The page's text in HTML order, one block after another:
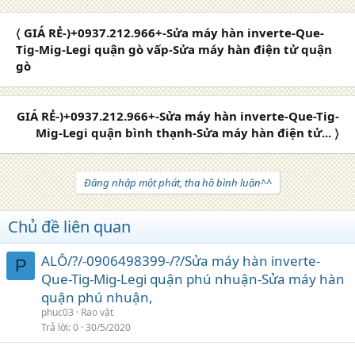
〈 GIÁ RẺ-)+0937.212.966+-Sửa máy hàn inverte-Que-
Tig-Mig-Legi quận gò vấp-Sửa máy hàn điện tử quận
gò
GIÁ RẺ-)+0937.212.966+-Sửa máy hàn inverte-Que-Tig-
Mig-Legi quận bình thạnh-Sửa máy hàn điện tử... 〉
Đăng nhập một phát, tha hồ bình luận^^
Chủ đề liên quan
P
ALÔ/?/-0906498399-/?/Sửa máy hàn inverte-
Que-Tig-Mig-Legi quận phú nhuận-Sửa máy hàn
quận phú nhuận,
phuc03
Rao vặt
Trả lời 0 30/5/2020